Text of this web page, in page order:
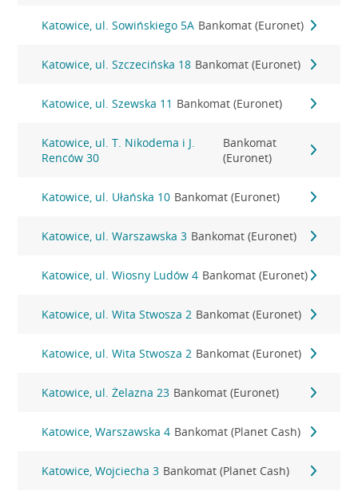
Katowice, ul. Sowińskiego 5A Bankomat (Euronet)
Katowice, ul. Szczecińska 18 Bankomat (Euronet)
Katowice, ul. Szewska 11 Bankomat (Euronet)
Katowice, ul. T. Nikodema i J.
Renców 30
Bankomat
(Euronet)
Katowice, ul. Ułańska 10 Bankomat (Euronet)
Katowice, ul. Warszawska 3 Bankomat (Euronet)
Katowice, ul. Wiosny Ludów 4 Bankomat (Euronet)
Katowice, ul. Wita Stwosza 2 Bankomat (Euronet)
Katowice, ul. Wita Stwosza 2 Bankomat (Euronet)
Katowice, ul. Żelazna 23 Bankomat (Euronet)
Katowice, Warszawska 4 Bankomat (Planet Cash)
Katowice, Wojciecha 3 Bankomat (Planet Cash)